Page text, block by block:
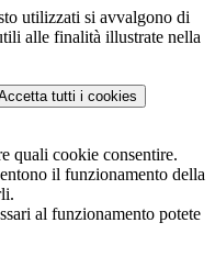
utilizzati si avvalgono di
alle finalità illustrate nella
tutti i cookies
quali cookie consentire.
il funzionamento della
al funzionamento potete